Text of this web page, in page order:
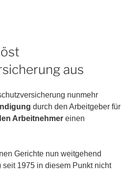
aus
nunmehr
durch den Arbeitgeber für
Arbeitnehmer einen
Gerichte nun weitgehend
1975 in diesem Punkt nicht